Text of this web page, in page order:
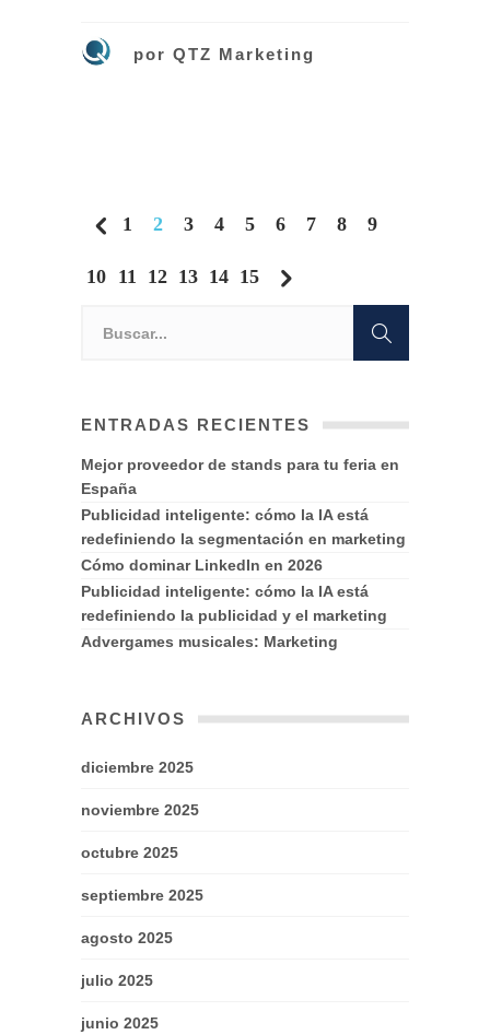
por QTZ Marketing
1 2 3 4 5 6 7 8 9
10 11 12 13 14 15
ENTRADAS RECIENTES
Mejor proveedor de stands para tu feria en
España
Publicidad inteligente: cómo la IA está
redefiniendo la segmentación en marketing
Cómo dominar LinkedIn en 2026
Publicidad inteligente: cómo la IA está
redefiniendo la publicidad y el marketing
Advergames musicales: Marketing
ARCHIVOS
diciembre 2025
noviembre 2025
octubre 2025
septiembre 2025
agosto 2025
julio 2025
junio 2025